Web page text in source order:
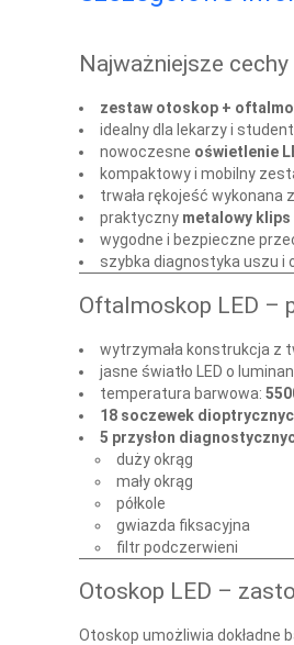
Najważniejsze
zestaw otoskop +
idealny dla lekarzy i
nowoczesne oświetlenie
kompaktowy i mobilny
trwała rękojeść wykonana z
praktyczny metalowy klips
wygodne i bezpieczne
szybka diagnostyka uszu i
Oftalmoskop LED –
wytrzymała konstrukcja z
jasne światło LED o
temperatura barwowa:
18 soczewek
5 przysłon
duży okrąg
mały okrąg
półkole
gwiazda fiksacyjna
filtr podczerwieni
Otoskop LED –
Otoskop umożliwia dokładne